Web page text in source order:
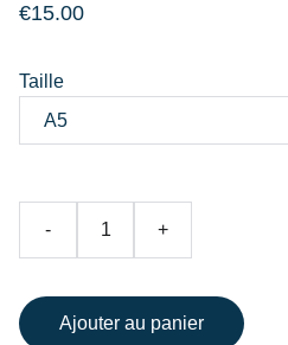
€15.00
Taille
- +
Ajouter au panier